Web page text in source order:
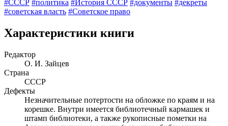
#СССР #политика #История СССР #документы #декреты
#советская власть #Советское право
Характеристики книги
Редактор
О. И. Зайцев
Страна
СССР
Дефекты
Незначительные потертости на обложке по краям и на
корешке. Внутри имеется библиотечный кармашек и
штамп библиотеки, а также рукописные пометки на